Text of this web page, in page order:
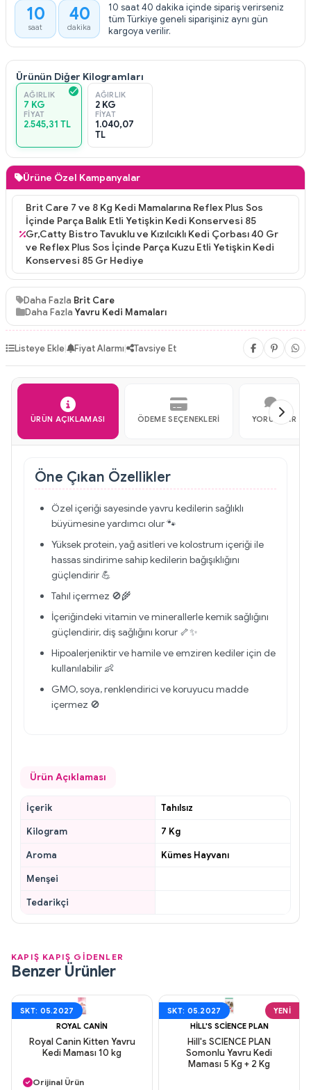
10
saat
40
dakika
10 saat 40 dakika içinde sipariş verirseniz
tüm Türkiye geneli siparişiniz aynı gün
kargoya verilir.
Ürünün Diğer Kilogramları
AĞIRLIK
7 KG
FIYAT
2.545,31 TL
AĞIRLIK
2 KG
FIYAT
1.040,07
TL
Ürüne Özel Kampanyalar
Brit Care 7 ve 8 Kg Kedi Mamalarına Reflex Plus Sos
İçinde Parça Balık Etli Yetişkin Kedi Konservesi 85
Gr,Catty Bistro Tavuklu ve Kızılcıklı Kedi Çorbası 40 Gr
ve Reflex Plus Sos İçinde Parça Kuzu Etli Yetişkin Kedi
Konservesi 85 Gr Hediye
Daha Fazla Brit Care
Daha Fazla Yavru Kedi Mamaları
Listeye Ekle| Fiyat Alarmı| Tavsiye Et
ÜRÜN AÇIKLAMASI ÖDEME SEÇENEKLERI YORUMLAR
Öne Çıkan Özellikler
Özel içeriği sayesinde yavru kedilerin sağlıklı
büyümesine yardımcı olur 🐾
Yüksek protein, yağ asitleri ve kolostrum içeriği ile
hassas sindirime sahip kedilerin bağışıklığını
güçlendirir 💪
Tahıl içermez 🚫🌾
İçeriğindeki vitamin ve minerallerle kemik sağlığını
güçlendirir, diş sağlığını korur 🦴✨
Hipoalerjeniktir ve hamile ve emziren kediler için de
kullanılabilir 👶
GMO, soya, renklendirici ve koruyucu madde
içermez 🚫
Ürün Açıklaması
İçerik
Tahılsız
Kilogram
7 Kg
Aroma
Kümes Hayvanı
Menşei
Tedarikçi
KAPIŞ KAPIŞ GİDENLER
Benzer Ürünler
SKT: 05.2027
ROYAL CANIN
Royal Canin Kitten Yavru
Kedi Maması 10 kg
Orijinal Ürün
SKT: 05.2027
YENI
HILL'S SCIENCE PLAN
Hill's SCIENCE PLAN
Somonlu Yavru Kedi
Maması 5 Kg + 2 Kg